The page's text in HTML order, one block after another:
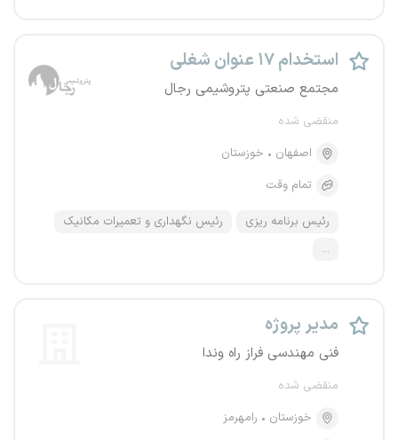
استخدام ۱۷ عنوان شغلی
مجتمع صنعتی پتروشیمی رجال
منقضی شده
اصفهان
خوزستان
تمام وقت
رئیس برنامه ریزی
رئیس نگهداری و تعمیرات مکانیک
...
مدیر پروژه
فنی مهندسی فراز راه وندا
منقضی شده
خوزستان
رامهرمز